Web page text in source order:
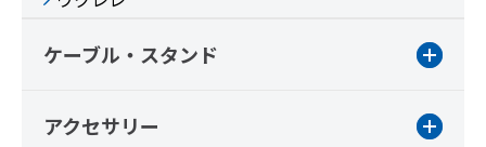
ケーブル・スタンド
アクセサリー